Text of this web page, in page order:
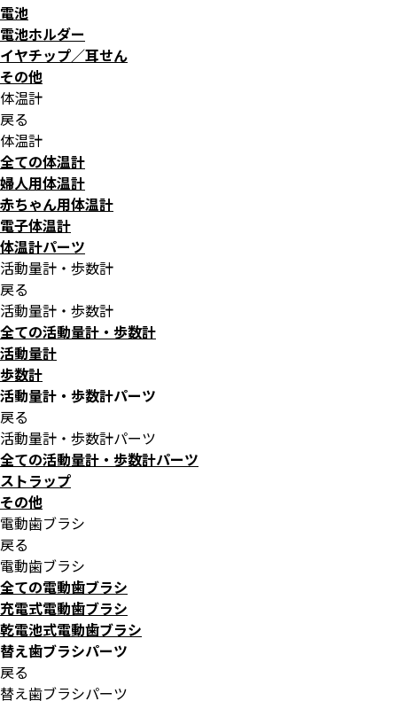
電池
電池ホルダー
イヤチップ／耳せん
その他
体温計
戻る
体温計
全ての体温計
婦人用体温計
赤ちゃん用体温計
電子体温計
体温計パーツ
活動量計・歩数計
戻る
活動量計・歩数計
全ての活動量計・歩数計
活動量計
歩数計
活動量計・歩数計パーツ
戻る
活動量計・歩数計パーツ
全ての活動量計・歩数計パーツ
ストラップ
その他
電動歯ブラシ
戻る
電動歯ブラシ
全ての電動歯ブラシ
充電式電動歯ブラシ
乾電池式電動歯ブラシ
替え歯ブラシパーツ
戻る
替え歯ブラシパーツ